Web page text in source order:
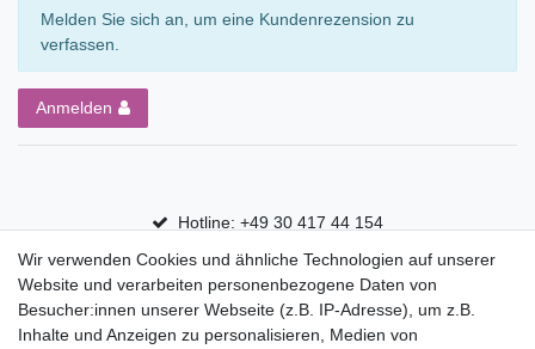
Melden Sie sich an, um eine Kundenrezension zu
verfassen.
Anmelden
Hotline: +49 30 417 44 154
30 Tage Rückgaberecht
Versandfrei ab 75 € in Deutschland
Wir verwenden Cookies und ähnliche Technologien auf unserer
Website und verarbeiten personenbezogene Daten von
Besucher:innen unserer Webseite (z.B. IP-Adresse), um z.B.
Inhalte und Anzeigen zu personalisieren, Medien von